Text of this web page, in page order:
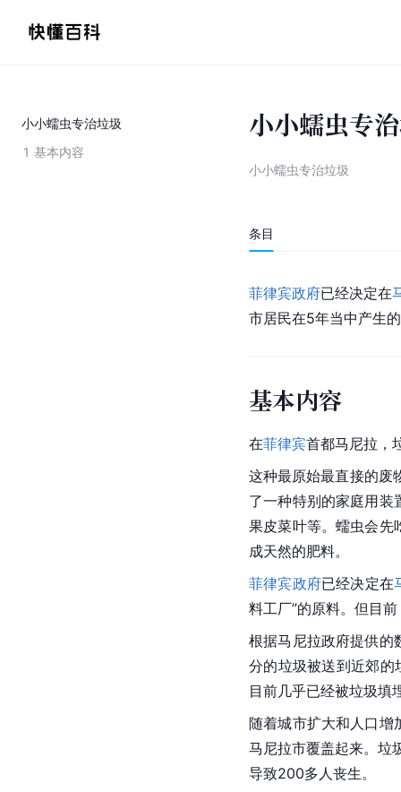
小小蠕虫专治垃圾
1 基本内容
小小蠕虫专
小小蠕虫专治垃圾
条目
菲律宾政府已经决定在
市居民在5年当中产生
基本内容
在菲律宾首都马尼拉，
这种最原始最直接的废
了一种特别的家庭用装
果皮菜叶等。蠕虫会先
成天然的肥料。
菲律宾政府已经决定在
料工厂”的原料。但目
根据马尼拉政府提供的
分的垃圾被送到近郊
目前几乎已经被垃圾填
随着城市扩大和人口增
马尼拉市覆盖起来。垃
导致200多人丧生。